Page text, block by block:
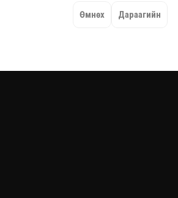
Өмнөх Дараагийн